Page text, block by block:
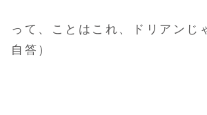
って、ことはこれ、ドリアンじ
自答）